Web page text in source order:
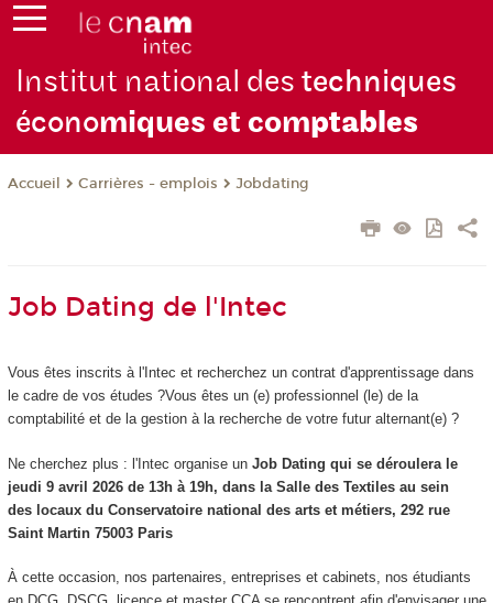
Institut national destechniques
économiques et comptables
Accueil Carrières - emplois Jobdating
Job Dating de l'Intec
Vous êtes inscrits à l'Intec et recherchez un contrat d'apprentissage dans
le cadre de vos études ?Vous êtes un (e) professionnel (le) de la
comptabilité et de la gestion à la recherche de votre futur alternant(e) ?
Ne cherchez plus : l'Intec organise unJob Dating qui se déroulera le
jeudi 9 avril 2026 de 13h à 19h, dans la Salle des Textiles au sein
des locaux du Conservatoire national des arts et métiers, 292 rue
Saint Martin 75003 Paris
À cette occasion, nos partenaires, entreprises et cabinets, nos étudiants